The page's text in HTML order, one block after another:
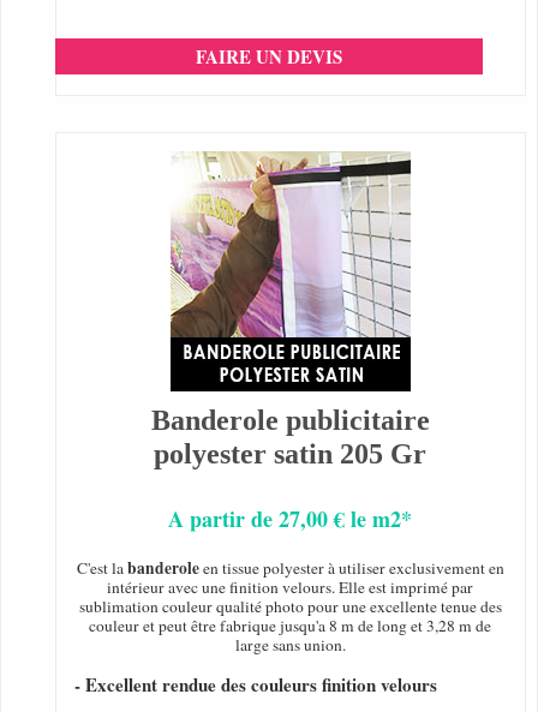
FAIRE UN DEVIS
Banderole publicitaire
polyester satin 205 Gr
A partir de 27,00 € le m2*
C'est labanderoleen tissue polyester à utiliser exclusivement en
intérieur avec une finition velours. Elle est imprimé par
sublimation couleur qualité photo pour une excellente tenue des
couleur et peut être fabrique jusqu'a 8 m de long et 3,28 m de
large sans union.
- Excellent rendue des couleurs finition velours